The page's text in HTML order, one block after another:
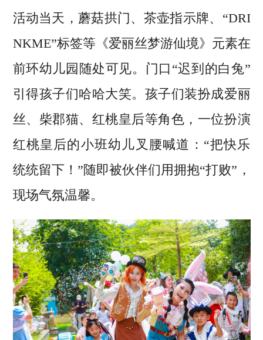
活动当天，蘑菇拱门、茶壶指示牌、“DRI
NKME”标签等《爱丽丝梦游仙境》元素在
前环幼儿园随处可见。门口“迟到的白兔”
引得孩子们哈哈大笑。孩子们装扮成爱丽
丝、柴郡猫、红桃皇后等角色，一位扮演
红桃皇后的小班幼儿叉腰喊道：“把快乐
统统留下！”随即被伙伴们用拥抱“打败”，
现场气氛温馨。